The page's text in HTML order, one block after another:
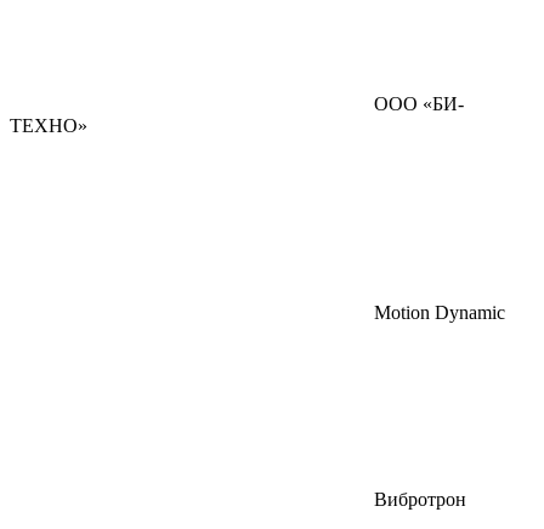
ООО «БИ-
ТЕХНО»
Motion Dynamic
Вибротрон